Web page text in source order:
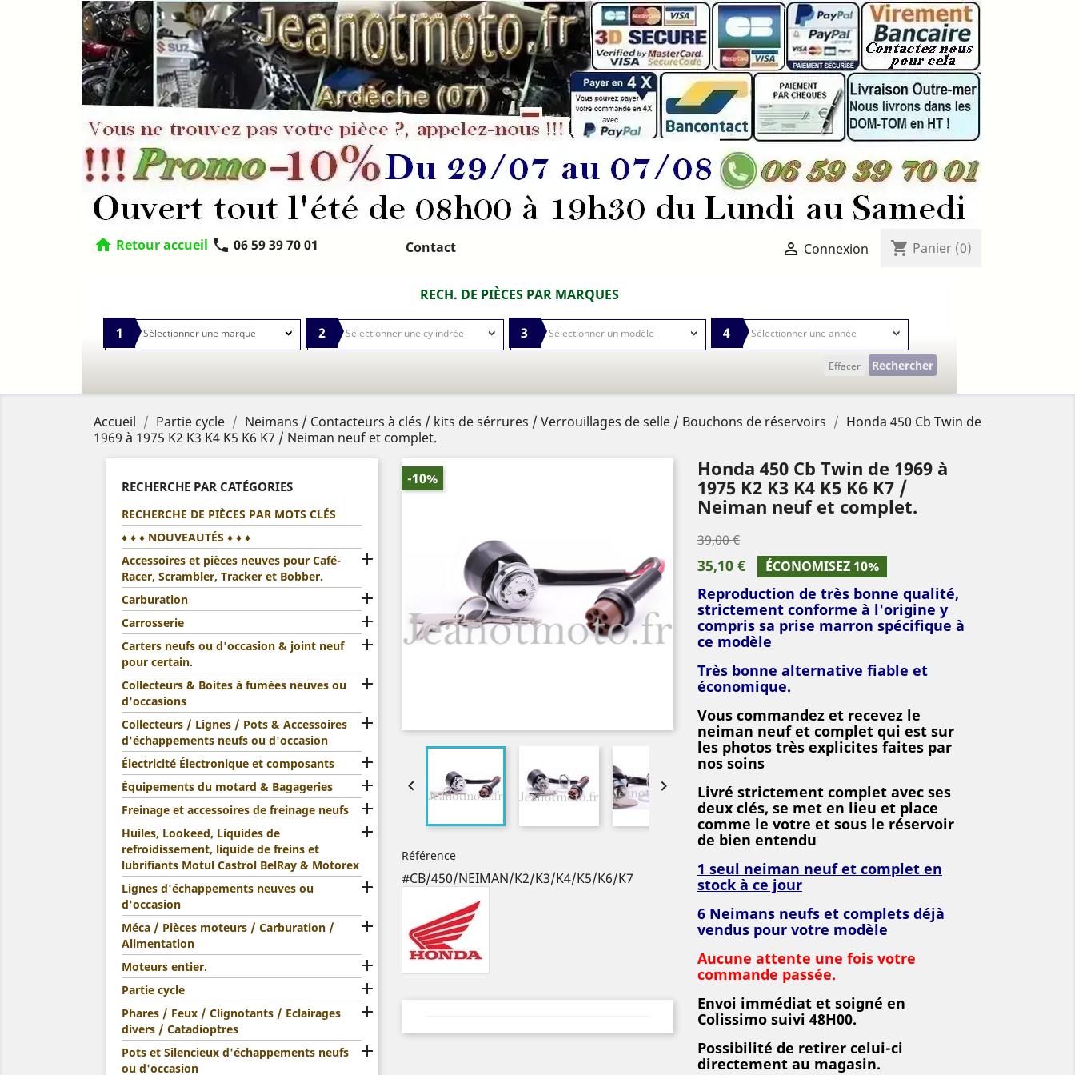
home Retour accueil phone 06 59 39 70 01 Contact  Connexion shopping_cart Panier (0)
RECH. DE PIÈCES PAR MARQUES
1 2 3 4
Effacer Rechercher
Accueil Partie cycle Neimans / Contacteurs à clés / kits de sérrures / Verrouillages de selle / Bouchons de réservoirs
Honda 450 Cb Twin de
1969 à 1975 K2 K3 K4 K5 K6 K7 / Neiman neuf et complet.
RECHERCHE PAR CATÉGORIES
RECHERCHE DE PIÈCES PAR MOTS CLÉS
♦ ♦ ♦ NOUVEAUTÉS ♦ ♦ ♦
Accessoires et pièces neuves pour Café-
Racer, Scrambler, Tracker et Bobber.

Carburation 
Carrosserie 
Carters neufs ou d'occasion & joint neuf
pour certain.

Collecteurs & Boites à fumées neuves ou
d'occasions

Collecteurs / Lignes / Pots & Accessoires
d'échappements neufs ou d'occasion

Électricité Électronique et composants 
Équipements du motard & Bagageries 
Freinage et accessoires de freinage neufs 
Huiles, Lookeed, Liquides de
refroidissement, liquide de freins et
lubrifiants Motul Castrol BelRay & Motorex

Lignes d'échappements neuves ou
d'occasion

Méca / Pièces moteurs / Carburation /
Alimentation

Moteurs entier. 
Partie cycle 
Phares / Feux / Clignotants / Eclairages
divers / Catadioptres

Pots et Silencieux d'échappements neufs
ou d'occasion

-10%
 
Référence
#CB/450/NEIMAN/K2/K3/K4/K5/K6/K7
Honda 450 Cb Twin de 1969 à
1975 K2 K3 K4 K5 K6 K7 /
Neiman neuf et complet.
39,00 €
35,10 € ÉCONOMISEZ 10%
Reproduction de très bonne qualité,
strictement conforme à l'origine y
compris sa prise marron spécifique à
ce modèle
Très bonne alternative fiable et
économique.
Vous commandez et recevez le
neiman neuf et complet qui est sur
les photos très explicites faites par
nos soins
Livré strictement complet avec ses
deux clés, se met en lieu et place
comme le votre et sous le réservoir
de bien entendu
1 seul neiman neuf et complet en
stock à ce jour
6 Neimans neufs et complets déjà
vendus pour votre modèle
Aucune attente une fois votre
commande passée.
Envoi immédiat et soigné en
Colissimo suivi 48H00.
Possibilité de retirer celui-ci
directement au magasin.